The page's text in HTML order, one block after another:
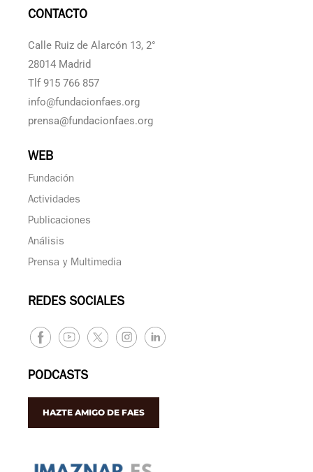
CONTACTO
Calle Ruiz de Alarcón 13, 2°
28014 Madrid
Tlf 915 766 857
info@fundacionfaes.org
prensa@fundacionfaes.org
WEB
Fundación
Actividades
Publicaciones
Análisis
Prensa y Multimedia
REDES SOCIALES
PODCASTS
HAZTE AMIGO DE FAES